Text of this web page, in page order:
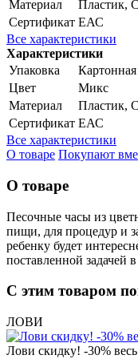
Материал
Пластик,
Сертификат ЕАС
Все характеристики
Характеристики
Упаковка
Картонная
Цвет
Микс
Материал
Пластик,
Сертификат ЕАС
Все характеристики
О товаре Покупают
О товаре
Песочные часы из
пищи, для процедур и
ребенку будет
поставленной задачей
С этим товаром
ЛОВИ
Лови скидку! -30% весь